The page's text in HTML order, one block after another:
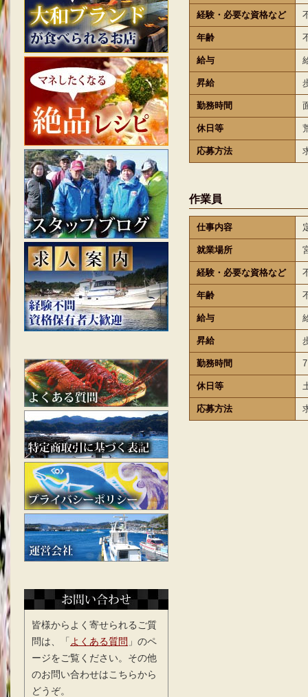
経験・必要な資格など
年齢
給与
昇給
勤務時間
休日等
応募方法
作業員
仕事内容
就業場所
経験・必要な資格など
年齢
給与
昇給
勤務時間
休日等
応募方法
皆様からよく寄せられるご質
問は、「 よくある質問 」のペ
ージをご覧ください。その他
のお問い合わせはこちらから
どうぞ。